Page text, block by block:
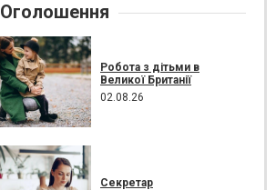
Оголошення
Робота з дітьми в
Великої Британії
02.08.26
Секретар